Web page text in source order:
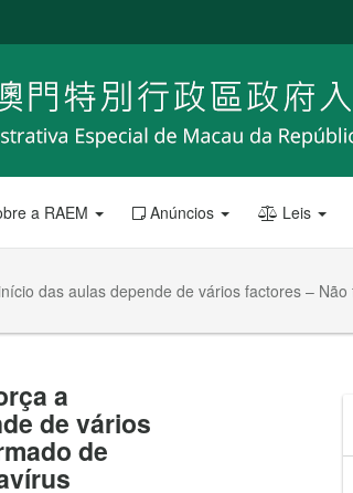
a RAEM Anúncios Leis
das aulas depende de vários factores –
a
de vários
de